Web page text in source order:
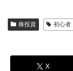
株投資 初心者
X